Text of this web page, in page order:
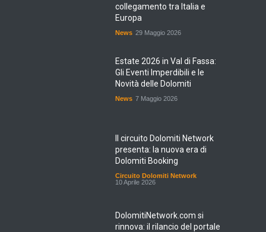
collegamento tra Italia e
Europa
News 29 Maggio 2026
Estate 2026 in Val di Fassa:
Gli Eventi Imperdibili e le
Novità delle Dolomiti
News 7 Maggio 2026
Il circuito Dolomiti Network
presenta: la nuova era di
Dolomiti Booking
Circuito Dolomiti Network
10 Aprile 2026
DolomitiNetwork.com si
rinnova: il rilancio del portale